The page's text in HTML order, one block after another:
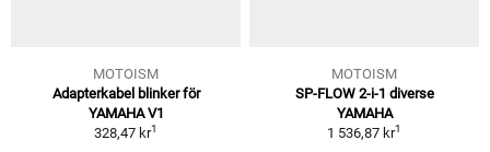
MOTOISM
Adapterkabel blinker för
YAMAHA V1
328,47 kr1
MOTOISM
SP-FLOW 2-i-1 diverse
YAMAHA
1 536,87 kr1